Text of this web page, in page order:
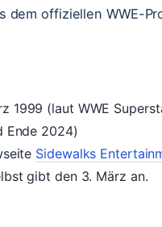
dem offiziellen WWE-
1999 (laut WWE
Ende 2024)
Sidewalks
gibt den 3. März an.